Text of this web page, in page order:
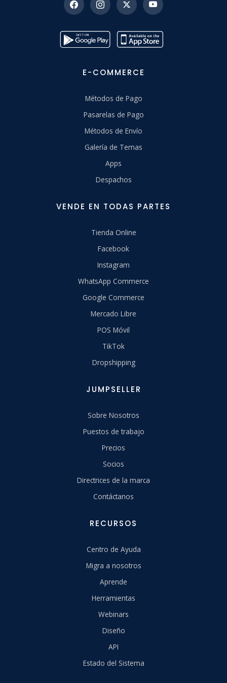
E-COMMERCE
Métodos de Pago
Pasarelas de Pago
Métodos de Envío
Galería de Temas
Apps
Despachos
VENDE EN TODAS PARTES
Tienda Online
Facebook
Instagram
WhatsApp Commerce
Google Commerce
Mercado Libre
POS Móvil
TikTok
Dropshipping
JUMPSELLER
Sobre Nosotros
Puestos de trabajo
Precios
Socios
Directrices de la marca
Contáctanos
RECURSOS
Centro de Ayuda
Migra a nosotros
Aprende
Herramientas
Webinars
Diseño
API
Estado del Sistema